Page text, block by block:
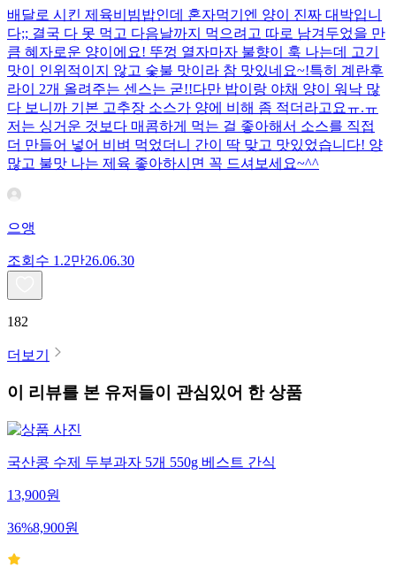
배달로 시킨 제육비빔밥인데 혼자먹기엔 양이 진짜 대박입니
다;; 결국 다 못 먹고 다음날까지 먹으려고 따로 남겨두었을 만
큼 혜자로운 양이에요! 뚜껑 열자마자 불향이 훅 나는데 고기
맛이 인위적이지 않고 숯불 맛이라 참 맛있네요~!특히 계란후
라이 2개 올려주는 센스는 굳!! ​다만 밥이랑 야채 양이 워낙 많
다 보니까 기본 고추장 소스가 양에 비해 좀 적더라고요ㅠ.ㅠ
저는 싱거운 것보다 매콤하게 먹는 걸 좋아해서 소스를 직접
더 만들어 넣어 비벼 먹었더니 간이 딱 맞고 맛있었습니다! 양
많고 불맛 나는 제육 좋아하시면 꼭 드셔보세요~^^
으앵
조회수 1.2만26.06.30
182
더보기
이 리뷰를 본 유저들이 관심있어 한 상품
국산콩 수제 두부과자 5개 550g 베스트 간식
13,900원
36%8,900원